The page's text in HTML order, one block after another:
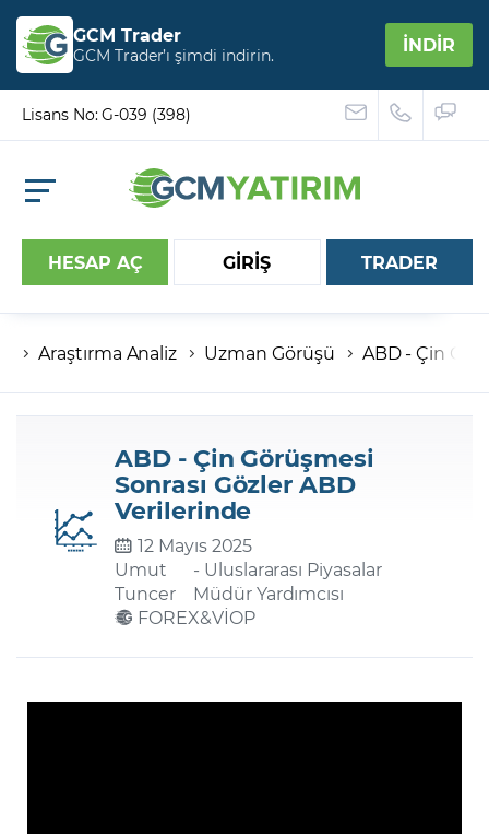
GCM Trader
GCM Trader’ı şimdi indirin. İNDİR
Lisans No: G-039 (398)
HESAP AÇ GİRİŞ
Hesap numaranız
Şifreniz
Şifremi Unuttum
TRADER
Araştırma Analiz Uzman Görüşü ABD - Çin
ABD - Çin Görüşmesi
Sonrası Gözler ABD
Verilerinde
12 Mayıs 2025
Umut
Tuncer
- Uluslararası Piyasalar
Müdür Yardımcısı
FOREX&VİOP